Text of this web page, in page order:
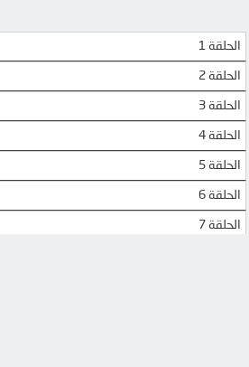
الحلقة 1
الحلقة 2
الحلقة 3
الحلقة 4
الحلقة 5
الحلقة 6
الحلقة 7